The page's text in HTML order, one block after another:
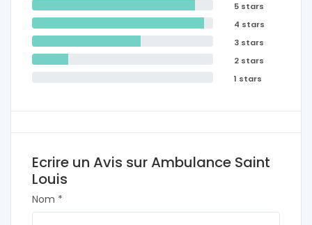
5 stars
4 stars
3 stars
2 stars
1 stars
Ecrire un Avis sur Ambulance Saint
Louis
Nom *